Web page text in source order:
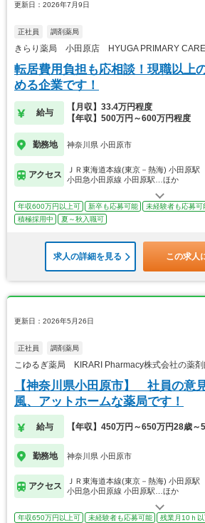
更新日：2026年7月9日
正社員 調剤薬局
きらり薬局 小田原店 HYUGA PRIMARY CARE
転居費用負担も応相談！現職以上
める企業です！
給与
【月収】33.4万円程度
【年収】500万円～600万円程度
勤務地 神奈川県 小田原市
アクセス
ＪＲ東海道本線(東京－熱海) 小田原駅
小田急小田原線 小田原駅…ほか
年収600万円以上可 新卒も応募可能 未経験者も応募可
積極採用中
夏～秋入職可
求人の詳細を見る この求人
更新日：2026年5月26日
正社員 調剤薬局
こゆるぎ薬局 KIRARI Pharmacy株式会社の薬剤
【神奈川県小田原市】 社員の意
風、アットホームな薬局です！
給与 【年収】450万円～650万円28歳～
勤務地 神奈川県 小田原市
アクセス
ＪＲ東海道本線(東京－熱海) 小田原駅
小田急小田原線 小田原駅…ほか
年収650万円以上可 未経験者も応募可能 残業月10ｈ